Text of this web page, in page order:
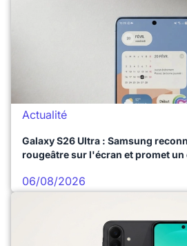
Actualité
Galaxy S26 Ultra : Samsung
rougeâtre sur l'écran et promet
06/08/2026